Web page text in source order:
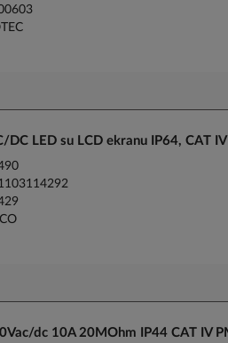
LED su LCD ekranu IP64, CAT
dc 10A 20MOhm IP44 CAT IV